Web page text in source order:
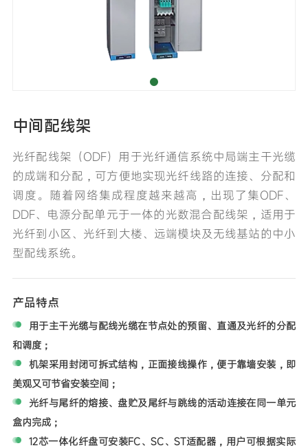
中间配线架
光纤配线架（ODF）用于光纤通信系统中局端主干光缆
的成端和分配，可方便地实现光纤线路的连接、分配和
调度。随着网络集成程度越来越高，出现了集ODF、
DDF、电源分配单元于一体的光数混合配线架，适用于
光纤到小区、光纤到大楼、远端模块及无线基站的中小
型配线系统。
产品特点
用于主干光缆与配线光缆在节点处的预留、直通及光纤的分配
和调度；
机架采用封闭可拆式结构，正面接线操作，便于靠墙安装，即
美观又可节省安装空间；
光纤与尾纤的熔接、盘贮及尾纤与跳线的活动连接在同一单元
盒内完成；
12芯一体化纤盘可安装FC、SC、ST适配器，用户可根据实际